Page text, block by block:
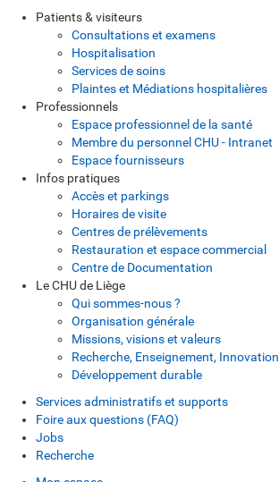
Patients & visiteurs
Consultations et examens
Hospitalisation
Services de soins
Plaintes et Médiations hospitalières
Professionnels
Espace professionnel de la santé
Membre du personnel CHU - Intranet
Espace fournisseurs
Infos pratiques
Accès et parkings
Horaires de visite
Centres de prélèvements
Restauration et espace commercial
Centre de Documentation
Le CHU de Liège
Qui sommes-nous ?
Organisation générale
Missions, visions et valeurs
Recherche, Enseignement, Innovation
Développement durable
Services administratifs et supports
Foire aux questions (FAQ)
Jobs
Recherche